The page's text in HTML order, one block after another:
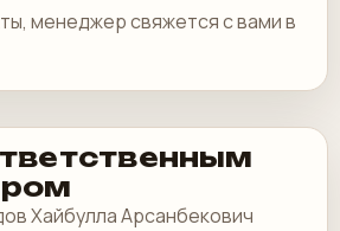
менеджер свяжется с вами в
Хайбулла Арсанбекович